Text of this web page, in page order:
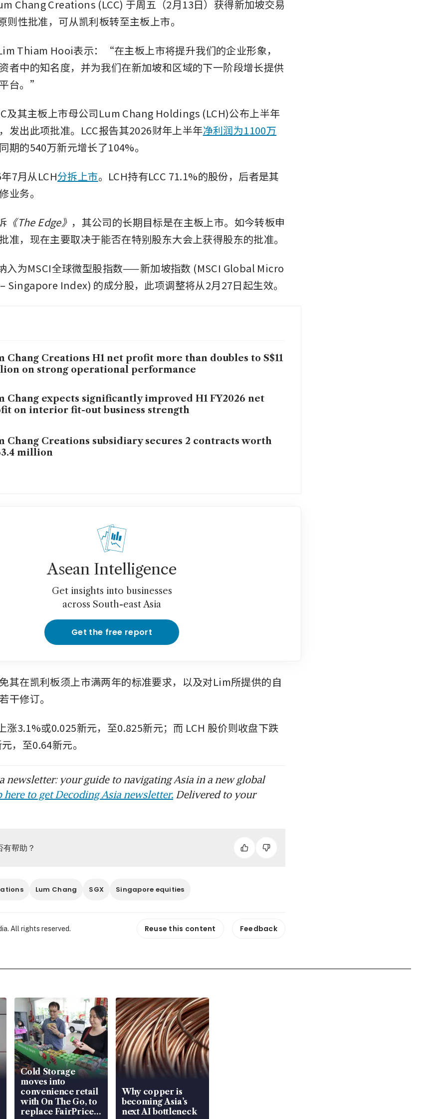
Chang Creations (LCC) 于周五（2月13日）获得新加坡交易
则性批准，可从凯利板转至主板上市。
Thiam Hooi表示：“在主板上市将提升我们的企业形象，
者中的知名度，并为我们在新加坡和区域的下一阶段增长提供
台。”
及其主板上市母公司Lum Chang Holdings (LCH)公布上半年
发出此项批准。LCC报告其2026财年上半年净利润为1100万
期的540万新元增长了104%。
7月从LCH分拆上市。LCH持有LCC 71.1%的股份，后者是其
业务。
《The Edge》 ，其公司的长期目标是在主板上市。如今转板申
准，现在主要取决于能否在特别股东大会上获得股东的批准。
入为MSCI全球微型股指数——新加坡指数 (MSCI Global Micro
Singapore Index) 的成分股，此项调整将从2月27日起生效。
Chang Creations H1 net profit more than doubles to S$11
on strong operational performance
Chang expects significantly improved H1 FY2026 net
on interior fit-out business strength
Chang Creations subsidiary secures 2 contracts worth
million
Asean Intelligence
Get insights into businesses
across South-east Asia
Get the free report
其在凯利板须上市满两年的标准要求，以及对Lim所提供的自
干修订。
涨3.1%或0.025新元，至0.825新元；而 LCH 股价则收盘下跌
，至0.64新元。
newsletter: your guide to navigating Asia in a new global
here to get Decoding Asia newsletter. Delivered to your
帮助？
Lum Chang SGX Singapore equities
All rights reserved. Reuse this content Feedback
Cold Storage
moves into
convenience retail
with On The Go, to
replace FairPrice
Why copper is
becoming Asia’s
next AI bottleneck